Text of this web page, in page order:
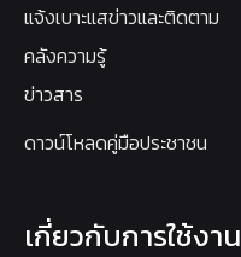
แจ้งเบาะแสข่าวและติดตาม
คลังความรู้
ข่าวสาร
ดาวน์โหลดคู่มือประชาชน
เกี่ยวกับการใช้งาน